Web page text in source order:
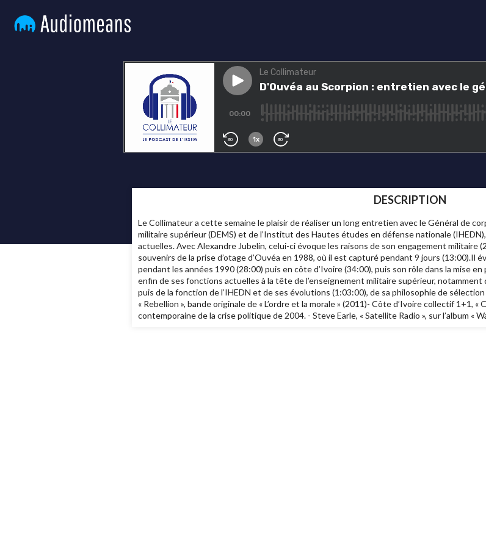
DESCRIPTION
Le Collimateur a cette semaine le plaisir de réaliser un long entretien avec le Général de
militaire supérieur (DEMS) et de l’Institut des Hautes études en défense nationale
actuelles. Avec Alexandre Jubelin, celui-ci évoque les raisons de son engagement militaire
souvenirs de la prise d’otage d’Ouvéa en 1988, où il est capturé pendant 9 jours (13:00).Il
pendant les années 1990 (28:00) puis en côte d’Ivoire (34:00), puis son rôle dans la mise
enfin de ses fonctions actuelles à la tête de l’enseignement militaire supérieur, notamment
puis de la fonction de l’IHEDN et de ses évolutions (1:03:00), de sa philosophie de
« Rebellion », bande originale de « L’ordre et la morale » (2011)- Côte d’Ivoire collectif 1+1,
contemporaine de la crise politique de 2004. - Steve Earle, « Satellite Radio », sur l’album «